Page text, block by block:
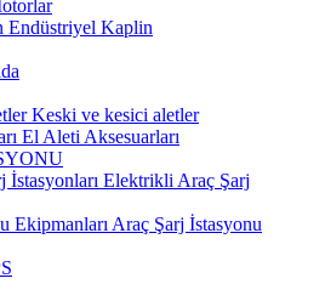
Endüstriyel Kaplin
Keski ve kesici aletler
El Aleti Aksesuarları
Elektrikli Araç Şarj
Araç Şarj İstasyonu